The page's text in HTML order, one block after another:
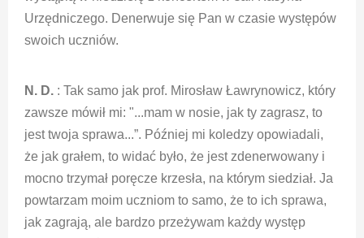
Urzędniczego. Denerwuje się Pan w czasie występów
swoich uczniów.
N. D. : Tak samo jak prof. Mirosław Ławrynowicz, który
zawsze mówił mi: "...mam w nosie, jak ty zagrasz, to
jest twoja sprawa...”. Później mi koledzy opowiadali,
że jak grałem, to widać było, że jest zdenerwowany i
mocno trzymał poręcze krzesła, na którym siedział. Ja
powtarzam moim uczniom to samo, że to ich sprawa,
jak zagrają, ale bardzo przeżywam każdy występ